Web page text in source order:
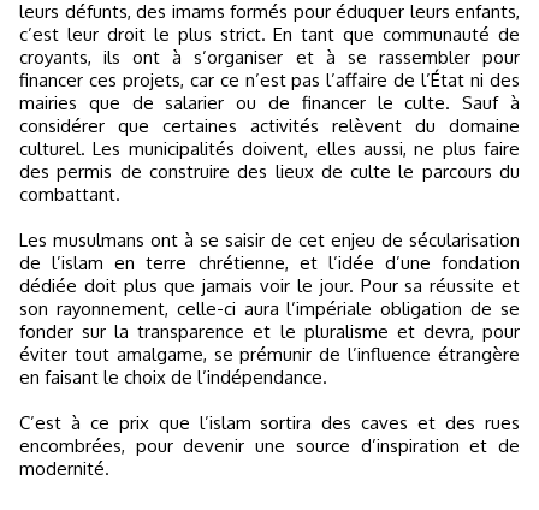
leurs défunts, des imams formés pour éduquer leurs enfants,
c’est leur droit le plus strict. En tant que communauté de
croyants, ils ont à s’organiser et à se rassembler pour
financer ces projets, car ce n’est pas l’affaire de l’État ni des
mairies que de salarier ou de financer le culte. Sauf à
considérer que certaines activités relèvent du domaine
culturel. Les municipalités doivent, elles aussi, ne plus faire
des permis de construire des lieux de culte le parcours du
combattant.
Les musulmans ont à se saisir de cet enjeu de sécularisation
de l’islam en terre chrétienne, et l’idée d’une fondation
dédiée doit plus que jamais voir le jour. Pour sa réussite et
son rayonnement, celle-ci aura l’impériale obligation de se
fonder sur la transparence et le pluralisme et devra, pour
éviter tout amalgame, se prémunir de l’influence étrangère
en faisant le choix de l’indépendance.
C’est à ce prix que l’islam sortira des caves et des rues
encombrées, pour devenir une source d’inspiration et de
modernité.